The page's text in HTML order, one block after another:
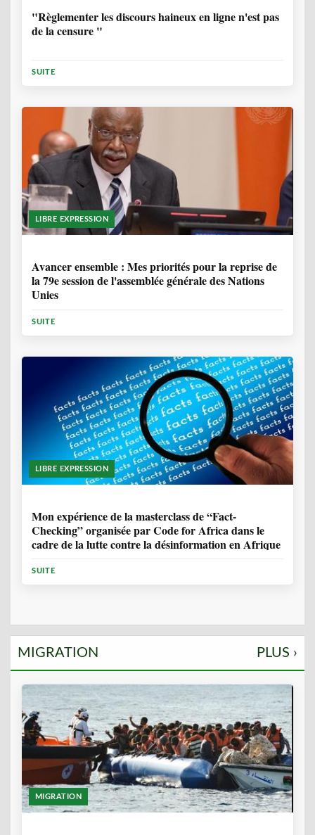
"Règlementer les discours haineux en ligne n'est pas
de la censure "
SUITE
LIBRE EXPRESSION
Avancer ensemble : Mes priorités pour la reprise de
la 79e session de l'assemblée générale des Nations
Unies
SUITE
LIBRE EXPRESSION
Mon expérience de la masterclass de “Fact-
Checking” organisée par Code for Africa dans le
cadre de la lutte contre la désinformation en Afrique
SUITE
MIGRATION PLUS ›
MIGRATION